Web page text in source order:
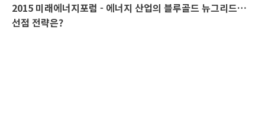
2015 미래에너지포럼 - 에너지 산업의 블루골드 뉴그리드…
선점 전략은?